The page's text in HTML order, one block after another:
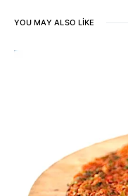
YOU MAY ALSO LIKE